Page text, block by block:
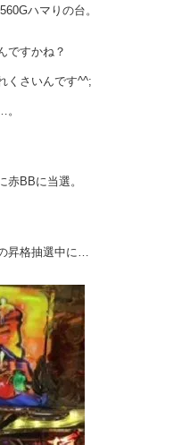
ハマりの台。
ですかね？
くさいんです^^;
赤BBに当選。
昇格抽選中に…